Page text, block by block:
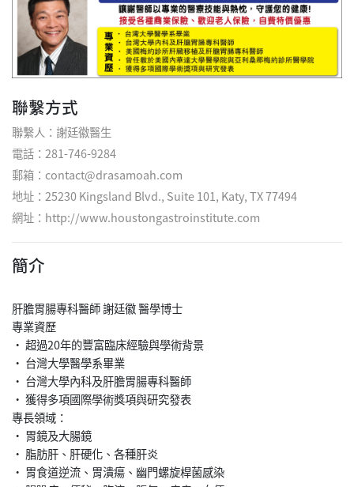
聯繫方式
聯繫人：謝廷徽醫生
電話：281-746-9284
郵箱：contact@drasamoah.com
地址：25230 Kingsland Blvd., Suite 101, Katy, TX 77494
網址： http://www.houstongastroinstitute.com
簡介
肝膽胃腸專科醫師 謝廷徽 醫學博士
專業資歷
• 超過20年的豐富臨床經驗與學術背景
• 台灣大學醫學系畢業
• 台灣大學內科及肝膽胃腸專科醫師
• 獲得多項國際學術獎項與研究發表
專長領域：
• 胃鏡及大腸鏡
• 脂肪肝、肝硬化、各種肝炎
• 胃食道逆流、胃潰瘍、幽門螺旋桿菌感染